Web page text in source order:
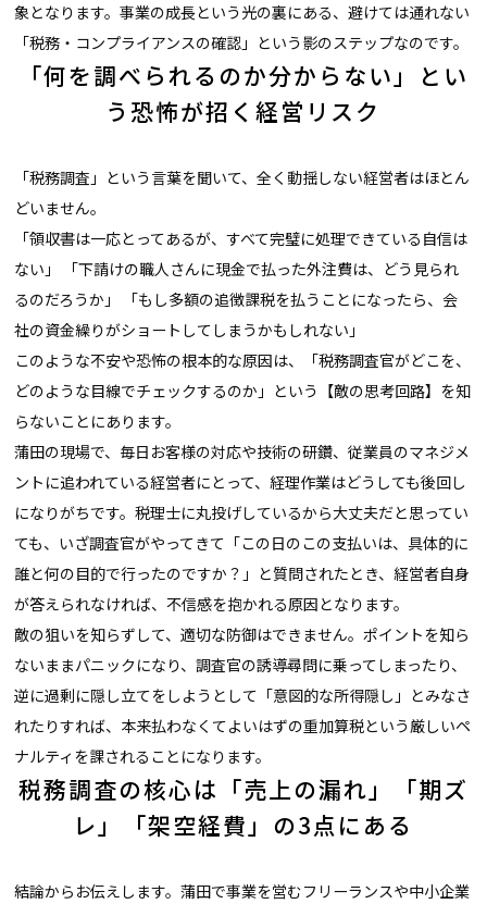
象となります。事業の成長という光の裏にある、避けては通れない
「税務・コンプライアンスの確認」という影のステップなのです。
「何を調べられるのか分からない」とい
う恐怖が招く経営リスク
「税務調査」という言葉を聞いて、全く動揺しない経営者はほとん
どいません。
「領収書は一応とってあるが、すべて完璧に処理できている自信は
ない」 「下請けの職人さんに現金で払った外注費は、どう見られ
るのだろうか」 「もし多額の追徴課税を払うことになったら、会
社の資金繰りがショートしてしまうかもしれない」
このような不安や恐怖の根本的な原因は、「税務調査官がどこを、
どのような目線でチェックするのか」という【敵の思考回路】を知
らないことにあります。
蒲田の現場で、毎日お客様の対応や技術の研鑽、従業員のマネジメ
ントに追われている経営者にとって、経理作業はどうしても後回し
になりがちです。税理士に丸投げしているから大丈夫だと思ってい
ても、いざ調査官がやってきて「この日のこの支払いは、具体的に
誰と何の目的で行ったのですか？」と質問されたとき、経営者自身
が答えられなければ、不信感を抱かれる原因となります。
敵の狙いを知らずして、適切な防御はできません。ポイントを知ら
ないままパニックになり、調査官の誘導尋問に乗ってしまったり、
逆に過剰に隠し立てをしようとして「意図的な所得隠し」とみなさ
れたりすれば、本来払わなくてよいはずの重加算税という厳しいペ
ナルティを課されることになります。
税務調査の核心は「売上の漏れ」「期ズ
レ」「架空経費」の3点にある
結論からお伝えします。蒲田で事業を営むフリーランスや中小企業